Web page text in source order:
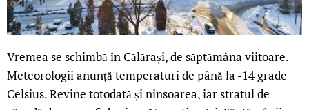
Vremea se schimbă în Călărași, de săptămâna viitoare.
Meteorologii anunță temperaturi de până la -14 grade
Celsius. Revine totodată și ninsoarea, iar stratul de